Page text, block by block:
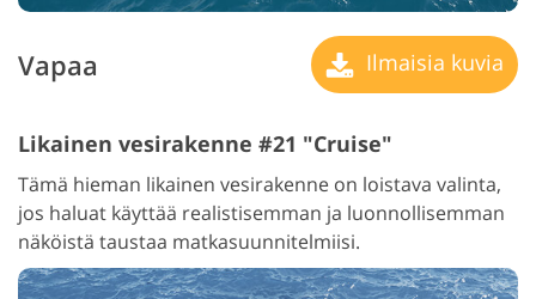
Vapaa Ilmaisia kuvia
Likainen vesirakenne #21 "Cruise"
Tämä hieman likainen vesirakenne on loistava valinta,
jos haluat käyttää realistisemman ja luonnollisemman
näköistä taustaa matkasuunnitelmiisi.